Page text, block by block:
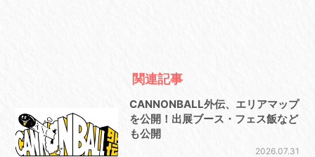
関連記事
CANNONBALL外伝、エリアマップ
を公開！出展ブース・フェス飯など
も公開
2026.07.31